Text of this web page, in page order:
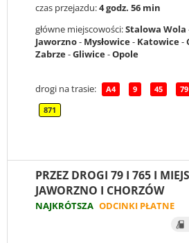
czas przejazdu:4 godz. 56 min
główne miejscowości:Stalowa Wola
Jaworzno- Mysłowice- Katowice-
Zabrze-Gliwice-Opole
drogi na trasie: A4 9 45 79
871
PRZEZ DROGI 79 I 765 I
JAWORZNO I CHORZÓW
NAJKRÓTSZA ODCINKI PŁATNE